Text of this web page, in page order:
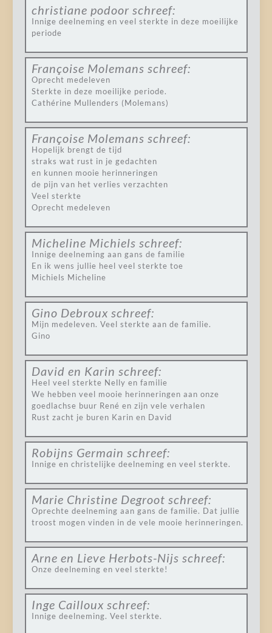
christiane podoor schreef:
Innige deelneming en veel sterkte in deze moeilijke
periode
Françoise Molemans schreef:
Oprecht medeleven
Sterkte in deze moeilijke periode.
Cathérine Mullenders (Molemans)
Françoise Molemans schreef:
Hopelijk brengt de tijd
straks wat rust in je gedachten
en kunnen mooie herinneringen
de pijn van het verlies verzachten
Veel sterkte
Oprecht medeleven
Micheline Michiels schreef:
Innige deelneming aan gans de familie
En ik wens jullie heel veel sterkte toe
Michiels Micheline
Gino Debroux schreef:
Mijn medeleven. Veel sterkte aan de familie.
Gino
David en Karin schreef:
Heel veel sterkte Nelly en familie
We hebben veel mooie herinneringen aan onze
goedlachse buur René en zijn vele verhalen
Rust zacht je buren Karin en David
Robijns Germain schreef:
Innige en christelijke deelneming en veel sterkte.
Marie Christine Degroot schreef:
Oprechte deelneming aan gans de familie. Dat jullie
troost mogen vinden in de vele mooie herinneringen.
Arne en Lieve Herbots-Nijs schreef:
Onze deelneming en veel sterkte!
Inge Cailloux schreef:
Innige deelneming. Veel sterkte.